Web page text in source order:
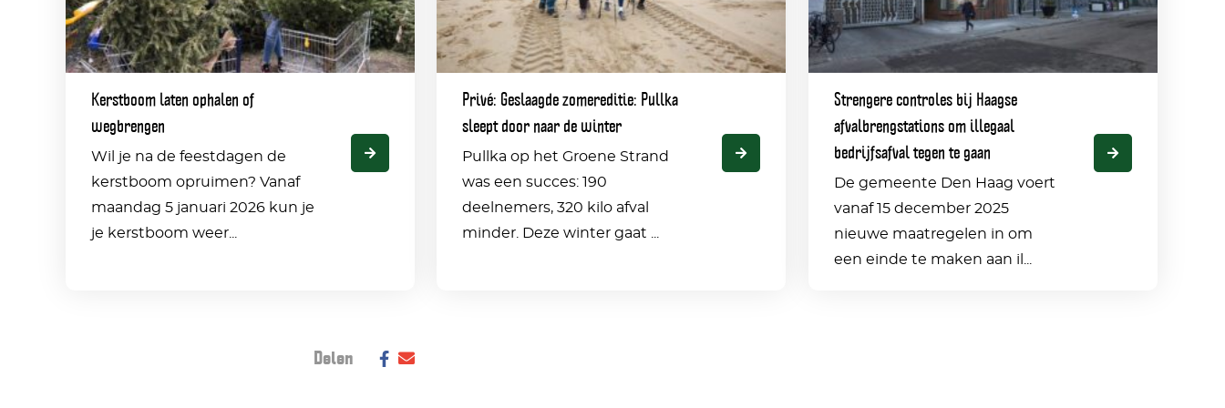
wegbrengen
Kerstboom laten ophalen of
wegbrengen
Wil je na de feestdagen de
kerstboom opruimen? Vanaf
maandag 5 januari 2026 kun je
je kerstboom weer...
sleept
door
naarPrivé: Geslaagde zomereditie: Pullka
sleept door naar de winter
Pullka op het Groene Strand
was een succes: 190
deelnemers, 320 kilo afval
minder. Deze winter gaat ...
afvalbrengstations
om
illegaal
bedrijfsafval
gaan
Strengere controles bij Haagse
afvalbrengstations om illegaal
bedrijfsafval tegen te gaan
De gemeente Den Haag voert
vanaf 15 december 2025
nieuwe maatregelen in om
een einde te maken aan il...
Delen DeelDelen